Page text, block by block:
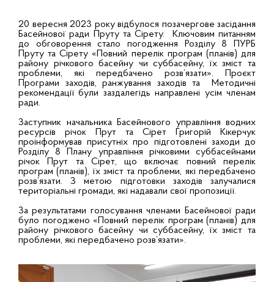
20 вересня 2023 року відбулося позачергове засідання
Басейнової ради Пруту та Сірету. Ключовим питанням
до обговорення стало погодження Розділу 8 ПУРБ
Пруту та Сірету «Повний перелік програм (планів) для
району річкового басейну чи суббасейну, їх зміст та
проблеми, які передбачено розв’язати». Проєкт
Програми заходів, ранжування заходів та Методичні
рекомендації були заздалегідь направлені усім членам
ради.
Заступник начальника Басейнового управління водних
ресурсів річок Прут та Сірет Григорій Кікерчук
проінформував присутніх про підготовлені заходи до
Розділу 8 Плану управління річковими суббасейнами
річок Прут та Сірет, що включає повний перелік
програм (планів), їх зміст та проблеми, які передбачено
розв’язати. З метою підготовки заходів залучалися
територіальні громади, які надавали свої пропозиції.
За результатами голосування членами Басейнової ради
було погоджено «Повний перелік програм (планів) для
району річкового басейну чи суббасейну, їх зміст та
проблеми, які передбачено розв’язати».